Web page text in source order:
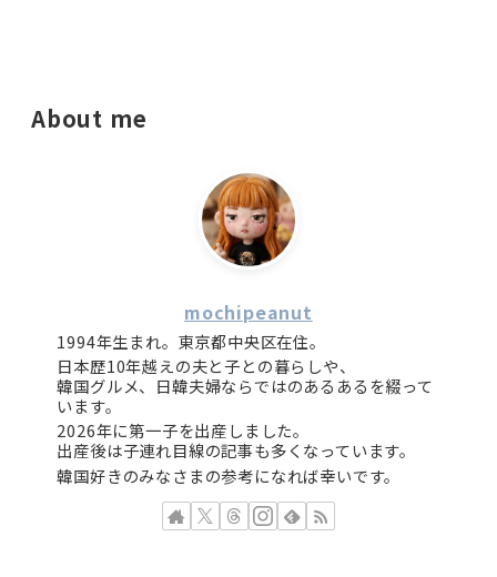
About me
mochipeanut
1994年生まれ。東京都中央区在住。
日本歴10年越えの夫と子との暮らしや、
韓国グルメ、日韓夫婦ならではのあるあるを綴って
います。
2026年に第一子を出産しました。
出産後は子連れ目線の記事も多くなっています。
韓国好きのみなさまの参考になれば幸いです。